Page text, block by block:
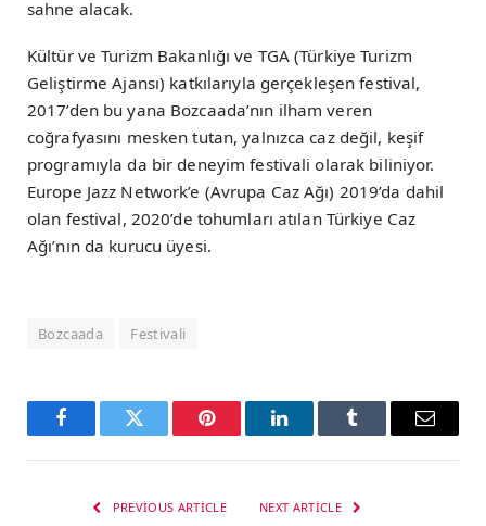
sahne alacak.
Kültür ve Turizm Bakanlığı ve TGA (Türkiye Turizm
Geliştirme Ajansı) katkılarıyla gerçekleşen festival,
2017’den bu yana Bozcaada’nın ilham veren
coğrafyasını mesken tutan, yalnızca caz değil, keşif
programıyla da bir deneyim festivali olarak biliniyor.
Europe Jazz Network’e (Avrupa Caz Ağı) 2019’da dahil
olan festival, 2020’de tohumları atılan Türkiye Caz
Ağı’nın da kurucu üyesi.
Bozcaada Festivali
FacebookTwitter Pinterest LinkedInTumblr Email
PREVIOUS ARTICLE NEXT ARTICLE